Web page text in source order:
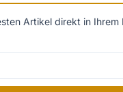
Artikel direkt in Ihrem